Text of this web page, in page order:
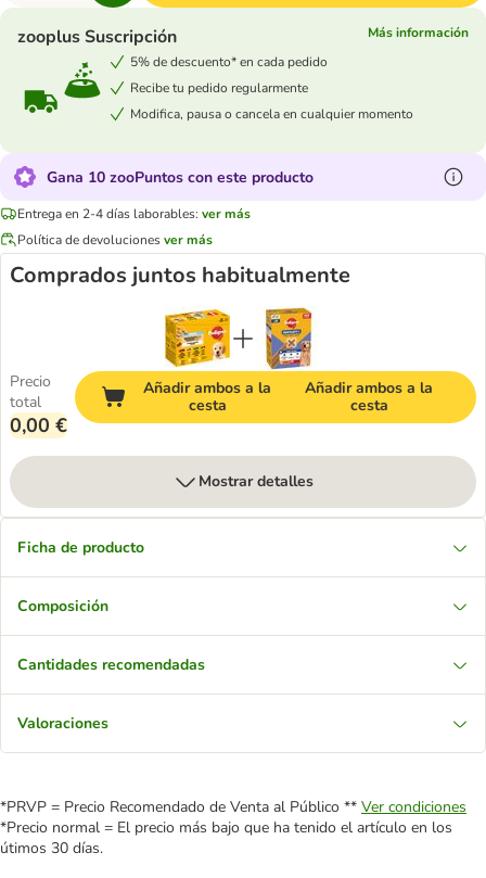
zooplus Suscripción
Más información
5% de descuento* en cada pedido
Recibe tu pedido regularmente
Modifica, pausa o cancela en cualquier momento
Gana 10 zooPuntos con este producto
Entrega en 2-4 días laborables: ver más
Política de devolucionesver más
Comprados juntos habitualmente
Precio
total
0,00 €
Añadir ambos a la
cesta
Añadir ambos a la
cesta
Mostrar detalles
Ficha de producto
Composición
Cantidades recomendadas
Valoraciones
*PRVP = Precio Recomendado de Venta al Público ** Ver condiciones
*Precio normal = El precio más bajo que ha tenido el artículo en los
útimos 30 días.